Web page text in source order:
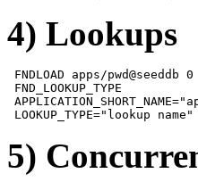
4) Lookups
FNDLOAD apps/
FND_LOOKUP_TYPE
LOOKUP_TYPE="lookup name"
5)